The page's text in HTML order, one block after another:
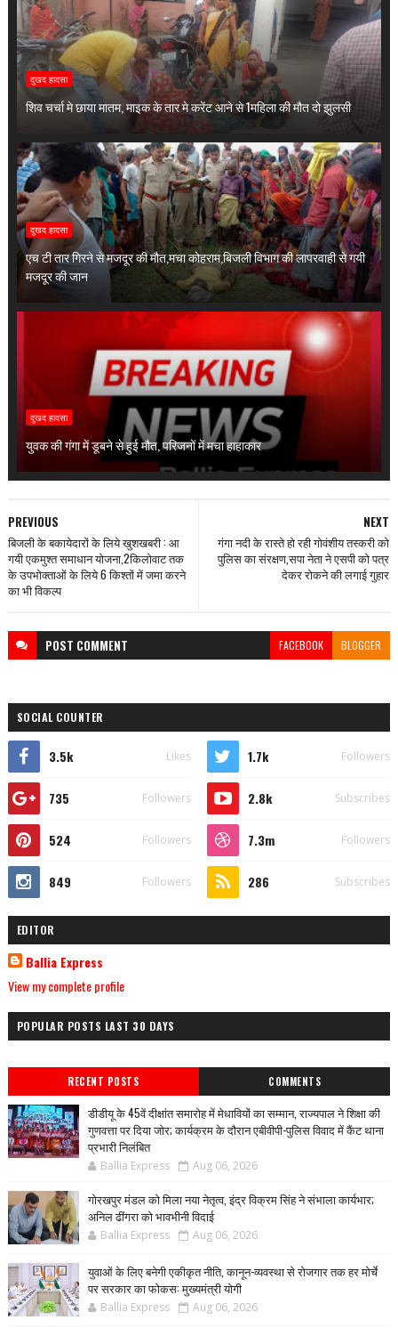
दुखद हादसा
शिव चर्चा मे छाया मातम, माइक के तार मे करेंट आने से 1महिला की मौत दो झुलसी
दुखद हादसा
एच टी तार गिरने से मजदूर की मौत,मचा कोहराम,बिजली विभाग की लापरवाही से गयी
मजदूर की जान
दुखद हादसा
युवक की गंगा में डूबने से हुई मौत, परिजनों में मचा हाहाकार
NEXT
गंगा नदी के रास्ते हो रही गोवंशीय तस्करी को
पुलिस का संरक्षण,सपा नेता ने एसपी को पत्र
देकर रोकने की लगाई गुहार
PREVIOUS
बिजली के बकायेदारों के लिये खुशखबरी : आ
गयी एकमुश्त समाधान योजना,2किलोवाट तक
के उपभोक्ताओं के लिये 6 किश्तों में जमा करने
का भी विकल्प
POST COMMENT FACEBOOK BLOGGER
SOCIAL COUNTER
3.5k Likes 1.7k Followers
735 Followers 2.8k Subscribes
524 Followers 7.3m Followers
849 Followers 286 Subscribes
EDITOR
Ballia Express
View my complete profile
POPULAR POSTS LAST 30 DAYS
RECENT POSTS COMMENTS
डीडीयू के 45वें दीक्षांत समारोह में मेधावियों का सम्मान, राज्यपाल ने शिक्षा की
गुणवत्ता पर दिया जोर; कार्यक्रम के दौरान एबीवीपी-पुलिस विवाद में कैंट थाना
प्रभारी निलंबित
Ballia Express Aug 06, 2026
गोरखपुर मंडल को मिला नया नेतृत्व, इंद्र विक्रम सिंह ने संभाला कार्यभार;
अनिल ढींगरा को भावभीनी विदाई
Ballia Express Aug 06, 2026
युवाओं के लिए बनेगी एकीकृत नीति, कानून-व्यवस्था से रोजगार तक हर मोर्चे
पर सरकार का फोकस: मुख्यमंत्री योगी
Ballia Express Aug 06, 2026